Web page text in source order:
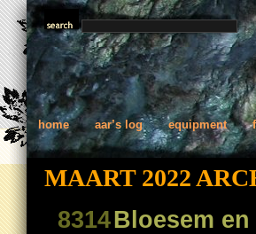
home aar’s log equipment
MAART 2022
8314Bloesem